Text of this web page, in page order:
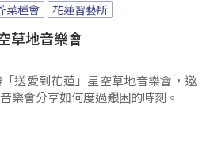
菜種會 花蓮習藝所
草地音樂會
送愛到花蓮」星空草地音樂會，邀
樂會分享如何度過艱困的時刻。